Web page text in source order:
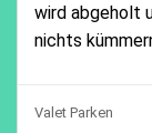
wird abgeholt
nichts
Valet Parken